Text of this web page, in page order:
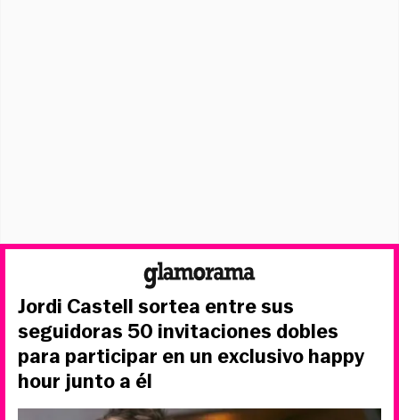
Jordi Castell sortea entre sus
seguidoras 50 invitaciones dobles
para participar en un exclusivo happy
hour junto a él